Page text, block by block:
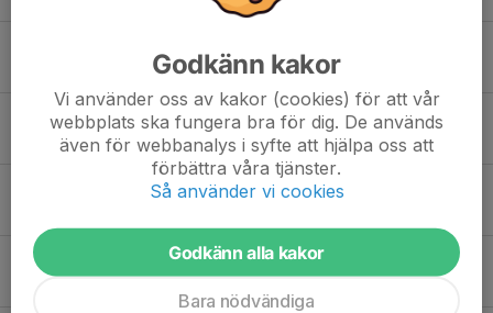
16 mar, 21:30 0
Träningsmatch 15/3
14 mar, 10:41 0
Bild på spelare
Info cupen 8/3 (IFK Uppsala indoor cup)
Godkänn kakor
Vi använder oss av kakor (cookies) för att vår
webbplats ska fungera bra för dig. De används
även för webbanalys i syfte att hjälpa oss att
förbättra våra tjänster.
Så använder vi cookies
Godkänn alla kakor
Bara nödvändiga